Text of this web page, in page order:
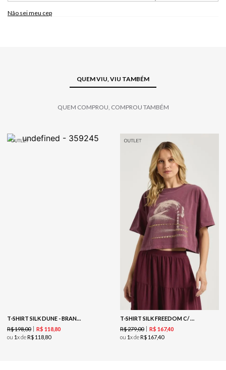
Não sei meu cep
QUEM VIU, VIU TAMBÉM
QUEM COMPROU, COMPROU TAMBÉM
T-SHIRT SILK DUNE - BRANCO
R$198,00 R$ 11880
ou 1x deR$ 118 80
T-SHIRT SILK FREEDOM C/ BORDADO - VINHO
R$279,00 R$ 167,40
ou 1x deR$ 16740